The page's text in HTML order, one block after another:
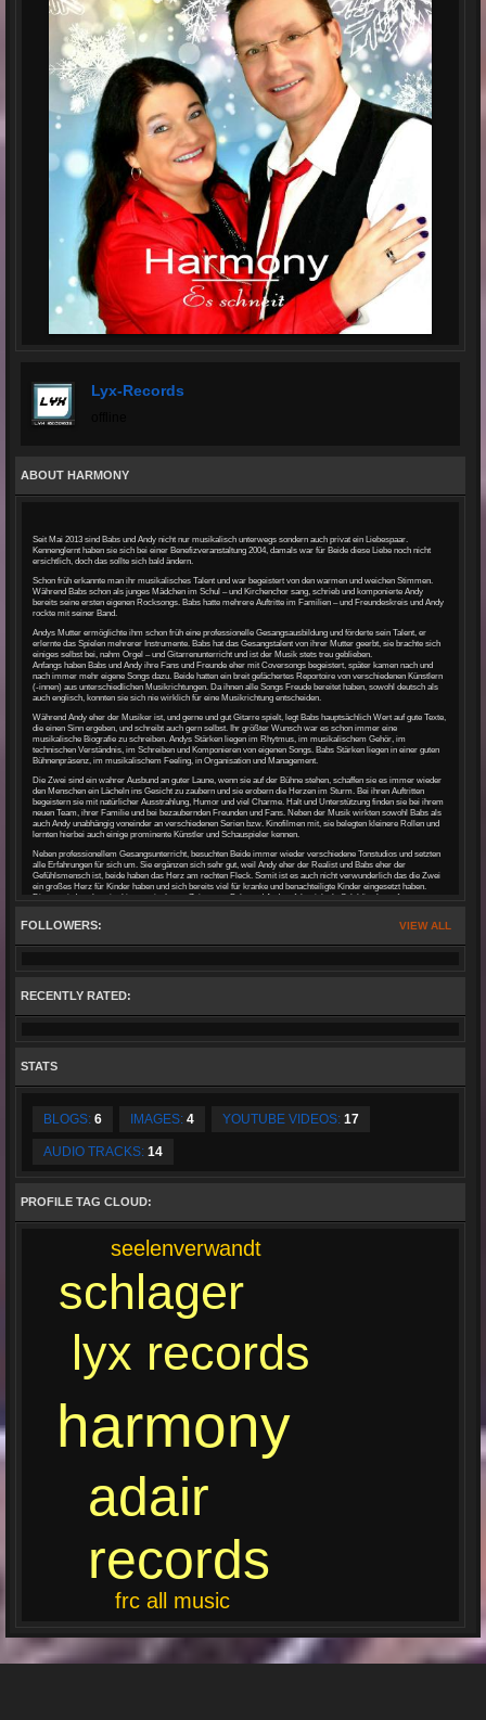
Lyx-Records
ABOUT HARMONY
Seit Mai 2013 sind Babs und Andy nicht nur musikalisch unterwegs sondern auch privat ein Liebespaar.
Kennenglernt haben sie sich bei einer Benefizveranstaltung 2004, damals war für Beide diese Liebe noch nicht
ersichtlich, doch das sollte sich bald ändern.
Schon früh erkannte man ihr musikalisches Talent und war begeistert von den warmen und weichen Stimmen.
Während Babs schon als junges Mädchen im Schul – und Kirchenchor sang, schrieb und komponierte Andy
bereits seine ersten eigenen Rocksongs. Babs hatte mehrere Auftritte im Familien – und Freundeskreis und Andy
rockte mit seiner Band.
Andys Mutter ermöglichte ihm schon früh eine professionelle Gesangsausbildung und förderte sein Talent, er
erlernte das Spielen mehrerer Instrumente. Babs hat das Gesangstalent von ihrer Mutter geerbt, sie brachte sich
einiges selbst bei, nahm Orgel – und Gitarrenunterricht und ist der Musik stets treu geblieben.
Anfangs haben Babs und Andy ihre Fans und Freunde eher mit Coversongs begeistert, später kamen nach und
nach immer mehr eigene Songs dazu. Beide hatten ein breit gefächertes Reportoire von verschiedenen Künstlern
(-innen) aus unterschiedlichen Musikrichtungen. Da ihnen alle Songs Freude bereitet haben, sowohl deutsch als
auch englisch, konnten sie sich nie wirklich für eine Musikrichtung entscheiden.
Während Andy eher der Musiker ist, und gerne und gut Gitarre spielt, legt Babs hauptsächlich Wert auf gute Texte,
die einen Sinn ergeben, und schreibt auch gern selbst. Ihr größter Wunsch war es schon immer eine
musikalische Biografie zu schreiben. Andys Stärken liegen im Rhytmus, im musikalischem Gehör, im
technischen Verständnis, im Schreiben und Komponieren von eigenen Songs. Babs Stärken liegen in einer guten
Bühnenpräsenz, im musikalischem Feeling, in Organisation und Management.
Die Zwei sind ein wahrer Ausbund an guter Laune, wenn sie auf der Bühne stehen, schaffen sie es immer wieder
den Menschen ein Lächeln ins Gesicht zu zaubern und sie erobern die Herzen im Sturm. Bei ihren Auftritten
begeistern sie mit natürlicher Ausstrahlung, Humor und viel Charme. Halt und Unterstützung finden sie bei ihrem
neuen Team, ihrer Familie und bei bezaubernden Freunden und Fans. Neben der Musik wirkten sowohl Babs als
auch Andy unabhängig voneinder an verschiedenen Serien bzw. Kinofilmen mit, sie belegten kleinere Rollen und
lernten hierbei auch einige prominente Künstler und Schauspieler kennen.
Neben professionellem Gesangsunterricht, besuchten Beide immer wieder verschiedene Tonstudios und setzten
alle Erfahrungen für sich um. Sie ergänzen sich sehr gut, weil Andy eher der Realist und Babs eher der
Gefühlsmensch ist, beide haben das Herz am rechten Fleck. Somit ist es auch nicht verwunderlich das die Zwei
ein großes Herz für Kinder haben und sich bereits viel für kranke und benachteiligte Kinder eingesetzt haben.
Dieses wird auch weiterhin so sein. Lange Zeit waren Babs und Andy erfolgreich als Solokünstler auf
und Tobias Bartzsch zusammen. Von nun an sind sie als “ Duo Harmony “ unterwegs und die Fans können
gespannt sein auf alles was da noch kommt. Die erste gemeinsame Maxi Single ist ab Ende Mai 2015 erhältlich,
VIEW ALL
FOLLOWERS:
RECENTLY RATED:
STATS
BLOGS: 6 IMAGES: 4 YOUTUBE VIDEOS: 17
AUDIO TRACKS: 14
PROFILE TAG CLOUD:
harmony
adair
records
lyx records
schlager
frc all music
seelenverwandt